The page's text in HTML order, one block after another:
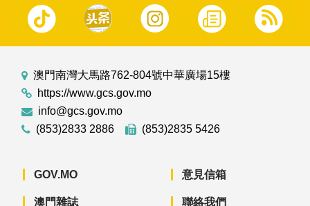
澳門南灣大馬路762-804號中華廣場15樓
https://www.gcs.gov.mo
info@gcs.gov.mo
(853)2833 2886
(853)2835 5426
GOV.MO
澳門雜誌
意見信箱
聯絡我們